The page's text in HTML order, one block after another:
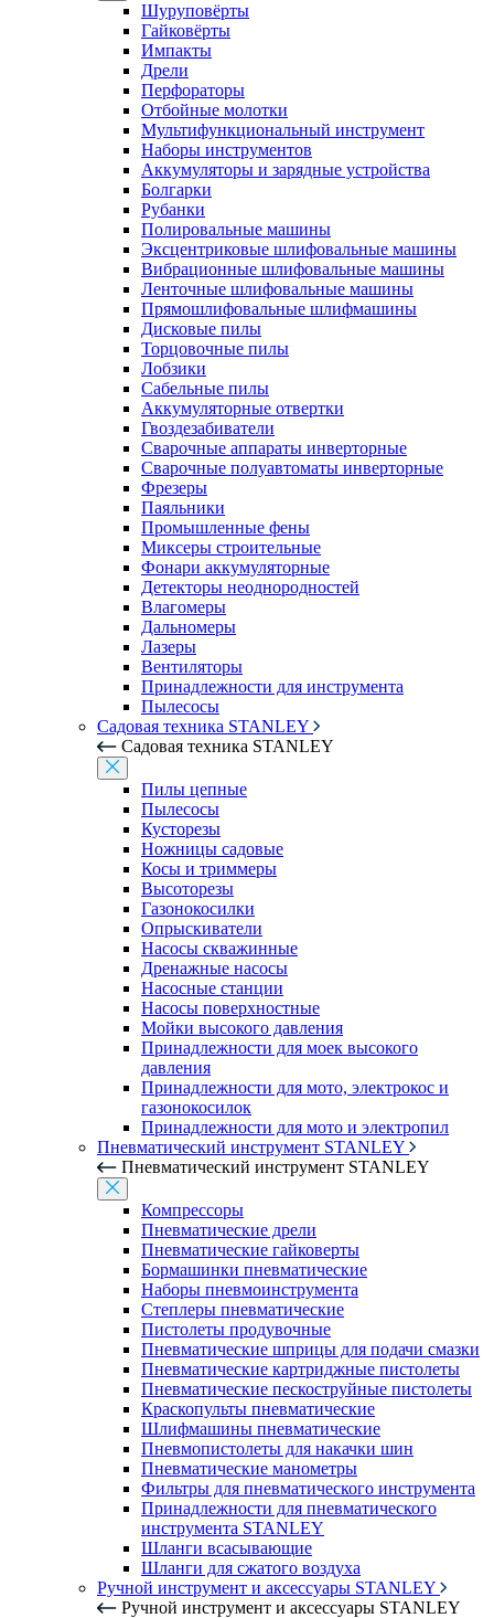
Шуруповёрты
Гайковёрты
Импакты
Дрели
Перфораторы
Отбойные молотки
Мультифункциональный инструмент
Наборы инструментов
Аккумуляторы и зарядные устройства
Болгарки
Рубанки
Полировальные машины
Эксцентриковые шлифовальные машины
Вибрационные шлифовальные машины
Ленточные шлифовальные машины
Прямошлифовальные шлифмашины
Дисковые пилы
Торцовочные пилы
Лобзики
Сабельные пилы
Аккумуляторные отвертки
Гвоздезабиватели
Сварочные аппараты инверторные
Сварочные полуавтоматы инверторные
Фрезеры
Паяльники
Промышленные фены
Миксеры строительные
Фонари аккумуляторные
Детекторы неоднородностей
Влагомеры
Дальномеры
Лазеры
Вентиляторы
Принадлежности для инструмента
Пылесосы
Садовая техника STANLEY
Садовая техника STANLEY
Пилы цепные
Пылесосы
Кусторезы
Ножницы садовые
Косы и триммеры
Высоторезы
Газонокосилки
Опрыскиватели
Насосы скважинные
Дренажные насосы
Насосные станции
Насосы поверхностные
Мойки высокого давления
Принадлежности для моек высокого
давления
Принадлежности для мото, электрокос и
газонокосилок
Принадлежности для мото и электропил
Пневматический инструмент STANLEY
Пневматический инструмент STANLEY
Компрессоры
Пневматические дрели
Пневматические гайковерты
Бормашинки пневматические
Наборы пневмоинструмента
Степлеры пневматические
Пистолеты продувочные
Пневматические шприцы для подачи смазки
Пневматические картриджные пистолеты
Пневматические пескоструйные пистолеты
Краскопульты пневматические
Шлифмашины пневматические
Пневмопистолеты для накачки шин
Пневматические манометры
Фильтры для пневматического инструмента
Принадлежности для пневматического
инструмента STANLEY
Шланги всасывающие
Шланги для сжатого воздуха
Ручной инструмент и аксессуары STANLEY
Ручной инструмент и аксессуары STANLEY